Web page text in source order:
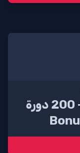
100% حتى 500 دولار + 200 دورة